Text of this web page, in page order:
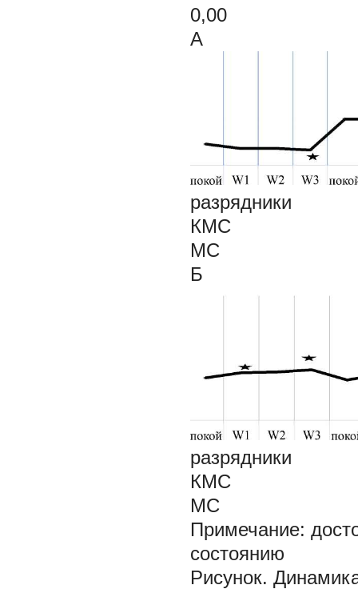
0,00
А
разрядники
КМС
МС
Б
разрядники
КМС
МС
Примечание:
состоянию
Рисунок.